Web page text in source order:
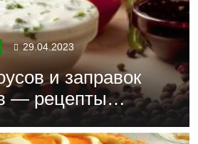
29.04.2023
и заправок
— рецепты
из доступных